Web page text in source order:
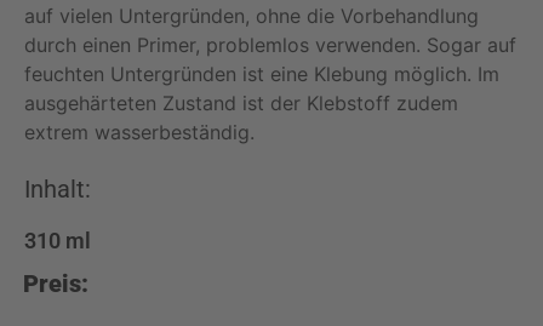
auf vielen Untergründen, ohne die Vorbehandlung
durch einen Primer, problemlos verwenden. Sogar auf
feuchten Untergründen ist eine Klebung möglich. Im
ausgehärteten Zustand ist der Klebstoff zudem
extrem wasserbeständig.
Inhalt:
310 ml
Preis: